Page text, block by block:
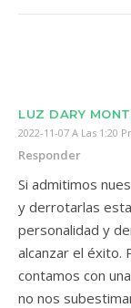
LUZ DARY
2022-11-07 A Las 1:20
Responder
Si admitimos
y derrotarlas
personalidad y
alcanzar el éxito.
contamos con
no nos